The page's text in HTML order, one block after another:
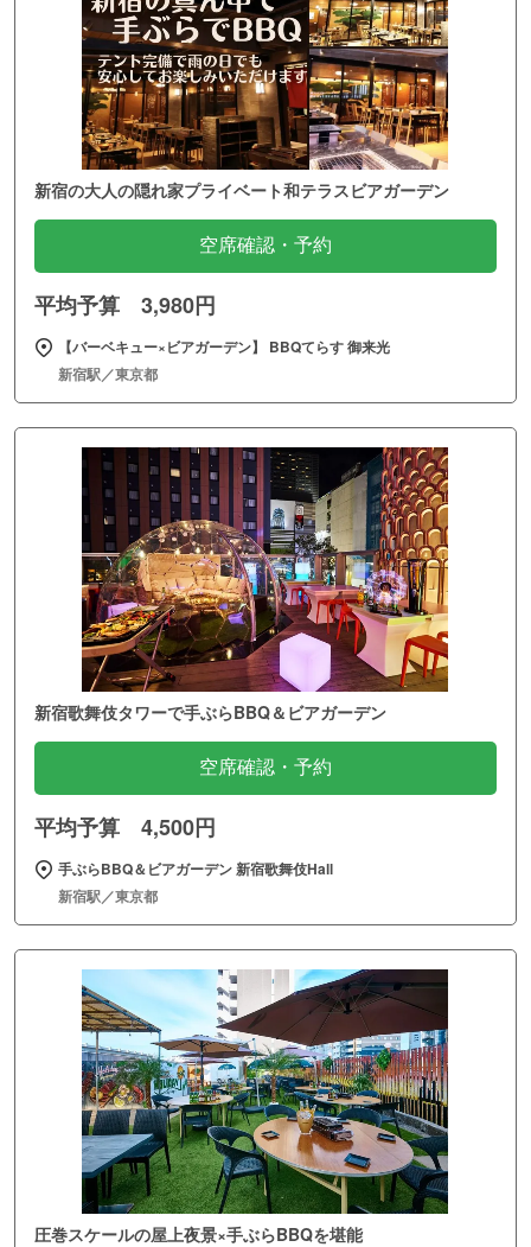
新宿の大人の隠れ家プライベート和テラスビアガーデン
空席確認・予約
平均予算 3,980円
【バーベキュー×ビアガーデン】 BBQてらす 御来光
新宿駅／東京都
新宿歌舞伎タワーで手ぶらBBQ＆ビアガーデン
空席確認・予約
平均予算 4,500円
手ぶらBBQ＆ビアガーデン 新宿歌舞伎Hall
新宿駅／東京都
圧巻スケールの屋上夜景×手ぶらBBQを堪能